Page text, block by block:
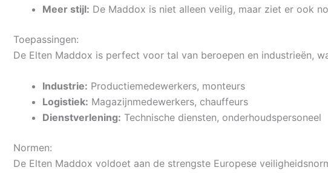
Meer stijl: De Maddox is niet alleen veilig, maar ziet er ook
Toepassingen:
De Elten Maddox is perfect voor tal van beroepen en industrieën,
Industrie: Productiemedewerkers, monteurs
Logistiek: Magazijnmedewerkers, chauffeurs
Dienstverlening: Technische diensten, onderhoudspersoneel
Normen:
De Elten Maddox voldoet aan de strengste Europese